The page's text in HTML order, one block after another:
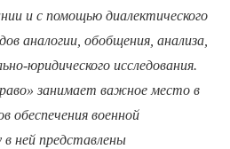
и с помощью диалектического
аналогии, обобщения, анализа,
юридического исследования.
занимает важное место в
обеспечения военной
в ней представлены